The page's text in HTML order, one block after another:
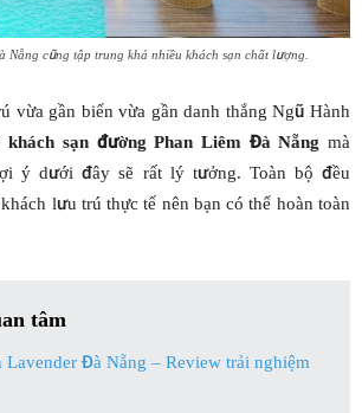
Nẵng cũng tập trung khá nhiều khách sạn chất lượng.
vừa gần biển vừa gần danh thắng Ngũ Hành
khách sạn đường Phan Liêm Đà Nẵngmà
ý dưới đây sẽ rất lý tưởng. Toàn bộ đều
lưu trú thực tế nên bạn có thể hoàn toàn
tâm
Lavender Đà Nẵng – Review trải nghiệm